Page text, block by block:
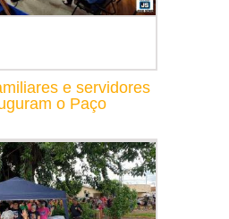
e servidores
o Paço